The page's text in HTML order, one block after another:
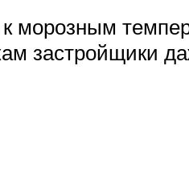
морозным
застройщики